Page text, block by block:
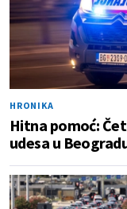
HRONIKA
Hitna pomoć:
udesa u